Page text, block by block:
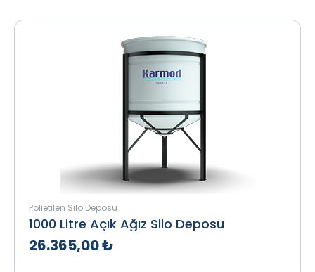
Polietilen Silo Deposu
1000 Litre Açık Ağız Silo Deposu
26.365,00 ₺